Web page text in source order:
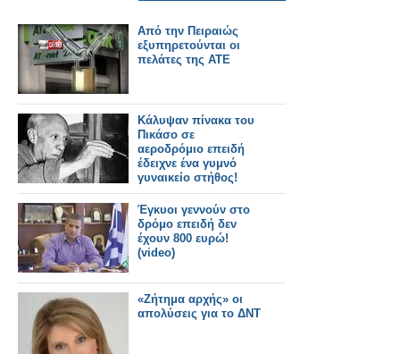
Από την Πειραιώς
εξυπηρετούνται οι
πελάτες της ΑΤΕ
Κάλυψαν πίνακα του
Πικάσο σε
αεροδρόμιο επειδή
έδειχνε ένα γυμνό
γυναικείο στήθος!
Έγκυοι γεννούν στο
δρόμο επειδή δεν
έχουν 800 ευρώ!
(video)
«Ζήτημα αρχής» οι
απολύσεις για το ΔΝΤ